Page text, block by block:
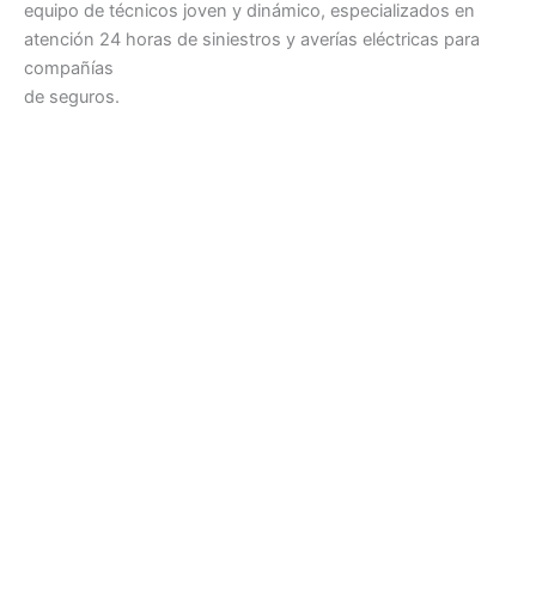
equipo de técnicos joven y dinámico, especializados en
atención 24 horas de siniestros y averías eléctricas para
compañías
de seguros.